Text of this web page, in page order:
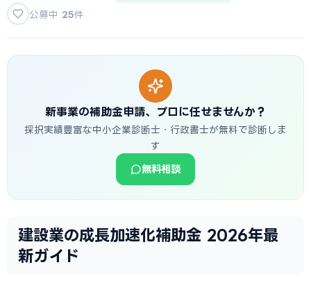
公募中 25件
新事業の補助金申請、プロに任せませんか？
採択実績豊富な中小企業診断士・行政書士が無料で診断しま
す
無料相談
建設業の成長加速化補助金 2026年最
新ガイド